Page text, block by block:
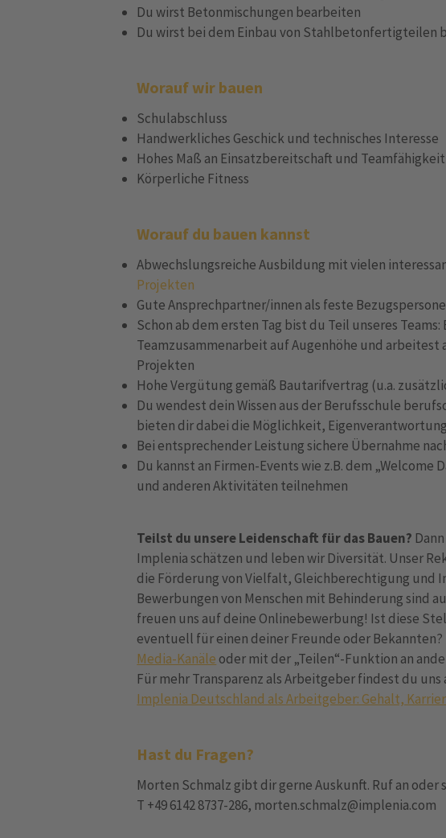
Du wirst Betonmischungen bearbeiten
Du wirst bei dem Einbau von Stahlbetonfertigteilen
Worauf wir bauen
Schulabschluss
Handwerkliches Geschick und technisches Interesse
Hohes Maß an Einsatzbereitschaft und Teamfähigkeit
Körperliche Fitness
Worauf du bauen kannst
Abwechslungsreiche Ausbildung mit vielen
Projekten
Gute Ansprechpartner/innen als feste
Schon ab dem ersten Tag bist du Teil unseres
Teamzusammenarbeit auf Augenhöhe und arbeitest
Projekten
Hohe Vergütung gemäß Bautarifvertrag (u.a.
Du wendest dein Wissen aus der Berufsschule
bieten dir dabei die Möglichkeit,
Bei entsprechender Leistung sichere Übernahme
Du kannst an Firmen-Events wie z.B. dem „Welcome
und anderen Aktivitäten teilnehmen
Teilst du unsere Leidenschaft für das Bauen?
Implenia schätzen und leben wir Diversität. Unser
die Förderung von Vielfalt, Gleichberechtigung und
Bewerbungen von Menschen mit Behinderung sind
freuen uns auf deine Onlinebewerbung! Ist diese
eventuell für einen deiner Freunde oder
Media-Kanäle oder mit der „Teilen“-Funktion an
Für mehr Transparenz als Arbeitgeber findest du
Implenia Deutschland als Arbeitgeber: Gehalt,
Hast du Fragen?
Morten Schmalz gibt dir gerne Auskunft. Ruf an oder
T +49 6142 8737-286, morten.schmalz@implenia.com